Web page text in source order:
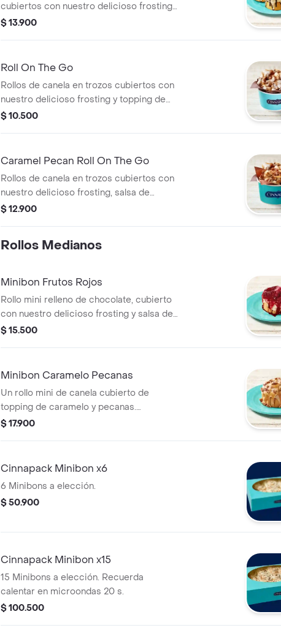
cubiertos con nuestro delicioso frosting
y salsa de chocolate. Recuerda calentar
$ 13.900
Roll On The Go
Rollos de canela en trozos cubiertos con
nuestro delicioso frosting y topping de
caramelo. Recuerda calentar en
$ 10.500
Caramel Pecan Roll On The Go
Rollos de canela en trozos cubiertos con
nuestro delicioso frosting, salsa de
caramelo y pecanas.
$ 12.900
Rollos Medianos
Minibon Frutos Rojos
Rollo mini relleno de chocolate, cubierto
con nuestro delicioso frosting y salsa de
frutos rojos (la salsa viene aparte).
$ 15.500
Minibon Caramelo Pecanas
Un rollo mini de canela cubierto de
topping de caramelo y pecanas.
Recuerda calentar en microondas 20 s.
$ 17.900
Cinnapack Minibon x6
6 Minibons a elección.
$ 50.900
Cinnapack Minibon x15
15 Minibons a elección. Recuerda
calentar en microondas 20 s.
$ 100.500